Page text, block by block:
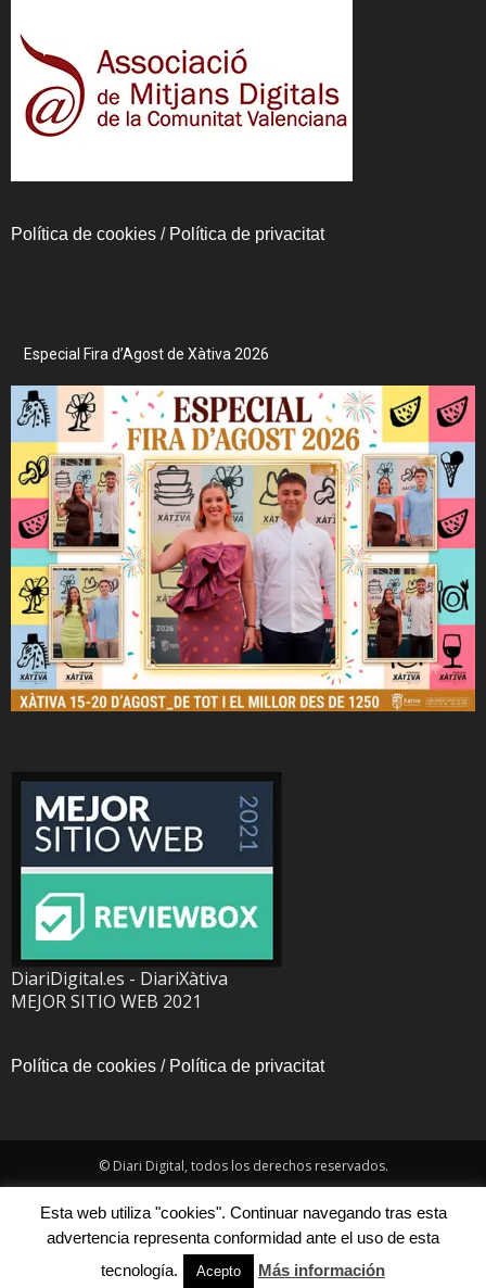
Política de cookies / Política de privacitat
Especial Fira d’Agost de Xàtiva 2026
DiariDigital.es - DiariXàtiva
MEJOR SITIO WEB 2021
Política de cookies / Política de privacitat
© Diari Digital, todos los derechos reservados.
Esta web utiliza "cookies". Continuar navegando tras esta
advertencia representa conformidad ante el uso de esta
tecnología.
Acepto Más información